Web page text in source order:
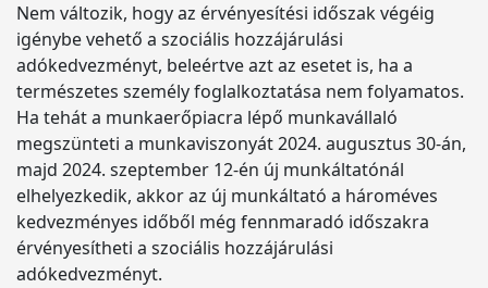
Nem változik, hogy az érvényesítési időszak végéig
igénybe vehető a szociális hozzájárulási
adókedvezményt, beleértve azt az esetet is, ha a
természetes személy foglalkoztatása nem folyamatos.
Ha tehát a munkaerőpiacra lépő munkavállaló
megszünteti a munkaviszonyát 2024. augusztus 30-án,
majd 2024. szeptember 12-én új munkáltatónál
elhelyezkedik, akkor az új munkáltató a hároméves
kedvezményes időből még fennmaradó időszakra
érvényesítheti a szociális hozzájárulási
adókedvezményt.